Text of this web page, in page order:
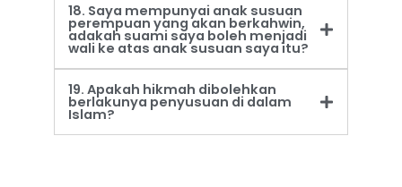
18. Saya mempunyai anak susuan
perempuan yang akan berkahwin,
adakah suami saya boleh menjadi
wali ke atas anak susuan saya itu?
19. Apakah hikmah dibolehkan
berlakunya penyusuan di dalam
Islam?